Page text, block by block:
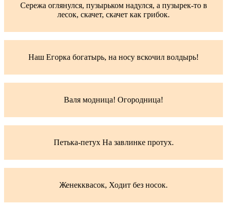
Сережа оглянулся, пузырьком надулся, а пузырек-то в
лесок, скачет, скачет как грибок.
Наш Егорка богатырь, на носу вскочил волдырь!
Валя модница! Огородница!
Петька-петух На завлинке протух.
Женекквасок, Ходит без носок.